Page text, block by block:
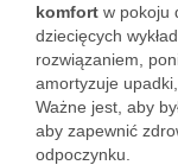
komfort w pokoju
dziecięcych
rozwiązaniem,
amortyzuje
Ważne jest, aby
aby zapewnić
odpoczynku.